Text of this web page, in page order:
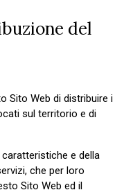
del
Sito Web di distribuire i
sul territorio e di
e della
che per loro
Sito Web ed il